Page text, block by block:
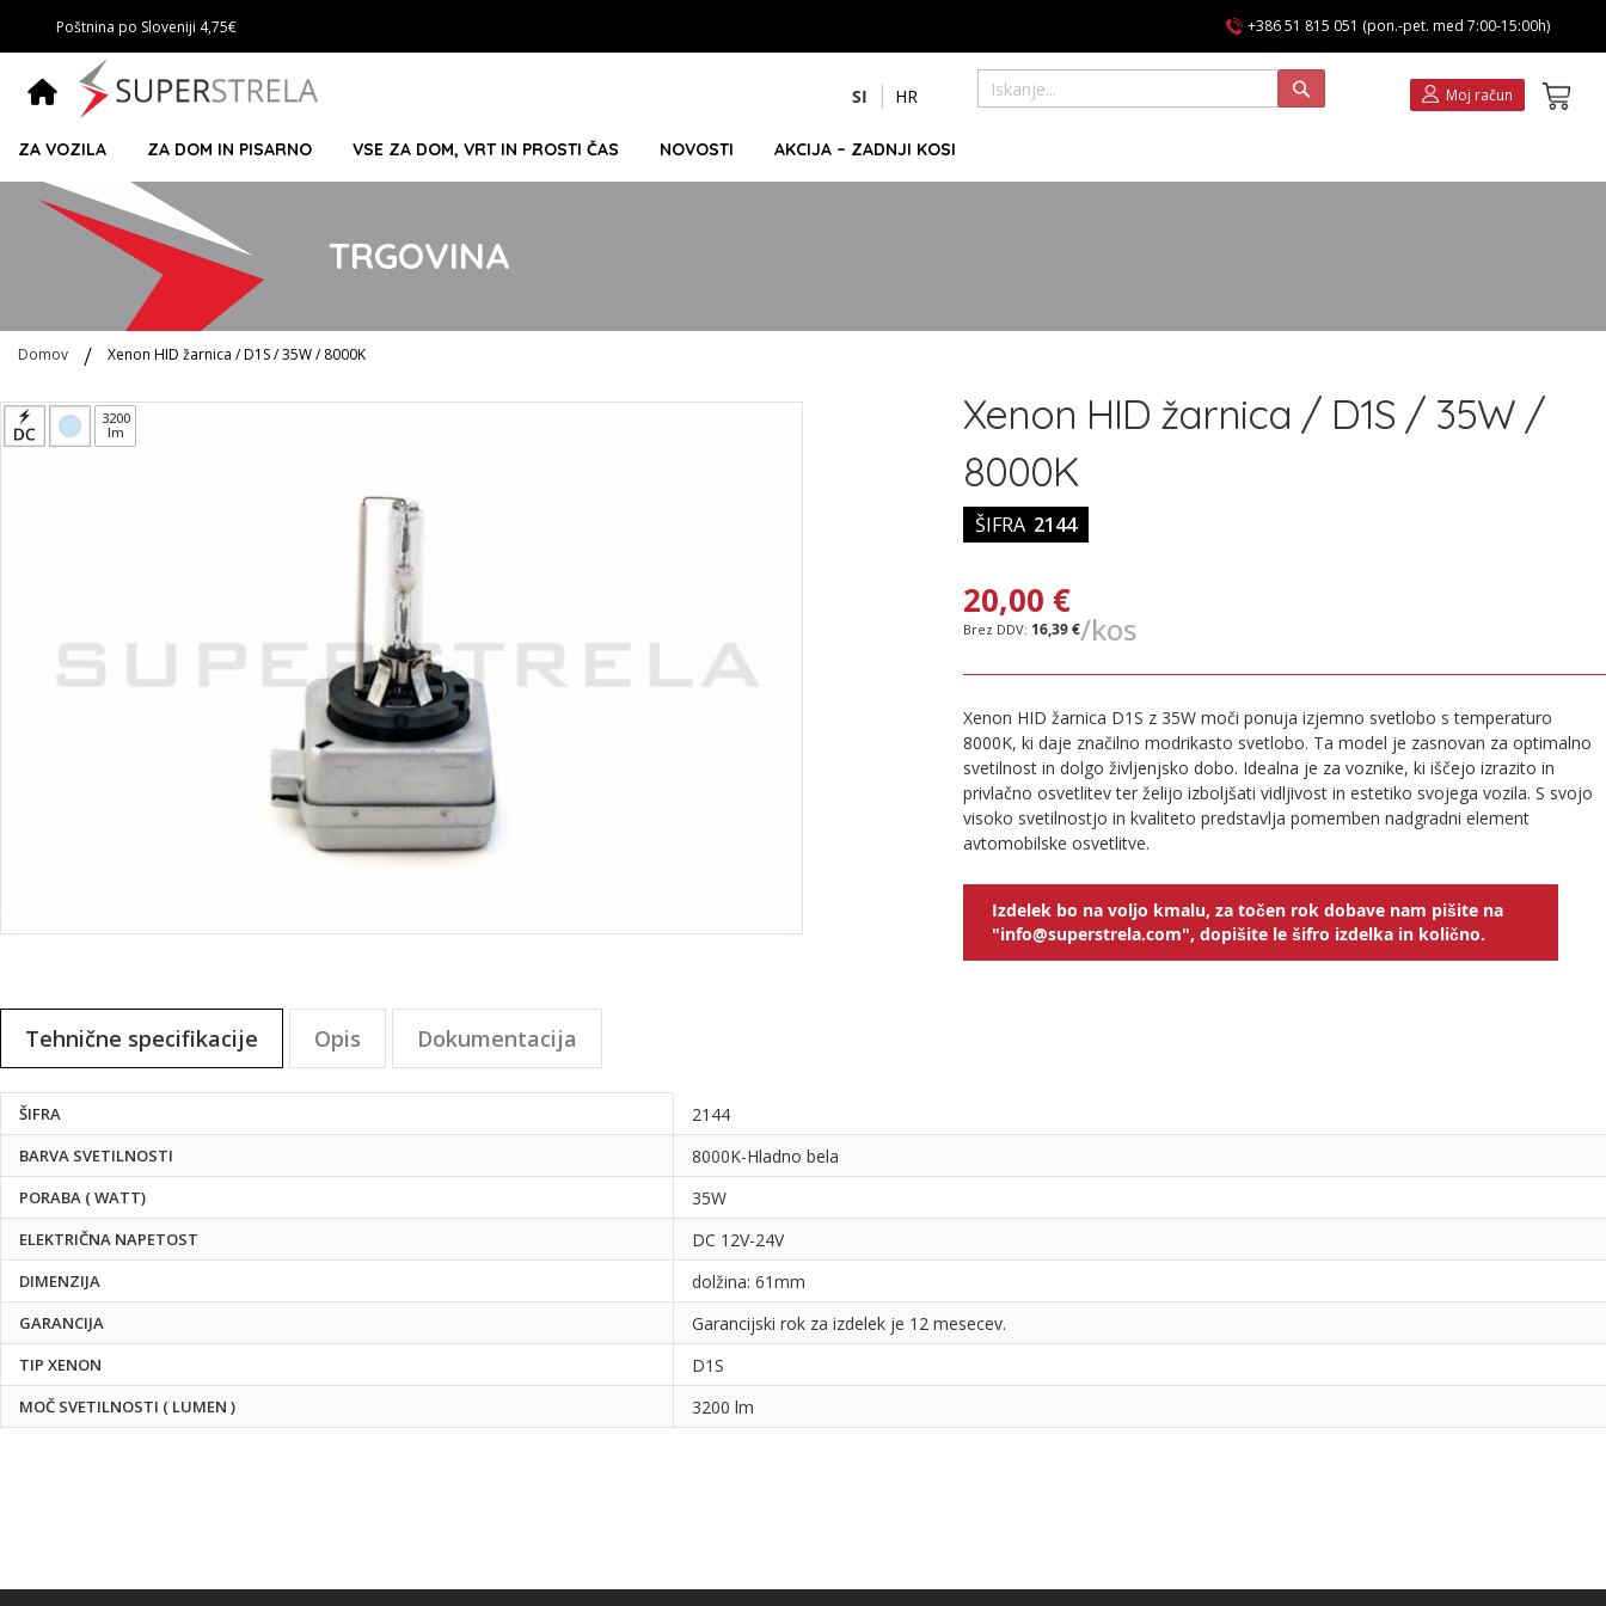
Poštnina po Sloveniji 4,75€ +386 51 815 051 (pon.-pet. med 7:00-15:00h)
na
SI HR Moj račun
ZA VOZILA ZA DOM IN PISARNO VSE ZA DOM, VRT IN PROSTI ČAS NOVOSTI AKCIJA – ZADNJI KOSI
TRGOVINA
Domov Xenon HID žarnica / D1S / 35W / 8000K
Preskoči
na
3200
lm
galerije
Xenon HID žarnica / D1S / 35W /
8000K
ŠIFRA 2144
20,00 €
16,39 €/kos
Xenon HID žarnica D1S z 35W moči ponuja izjemno svetlobo s temperaturo
8000K, ki daje značilno modrikasto svetlobo. Ta model je zasnovan za optimalno
svetilnost in dolgo življenjsko dobo. Idealna je za voznike, ki iščejo izrazito in
privlačno osvetlitev ter želijo izboljšati vidljivost in estetiko svojega vozila. S svojo
visoko svetilnostjo in kvaliteto predstavlja pomemben nadgradni element
avtomobilske osvetlitve.
Izdelek bo na voljo kmalu, za točen rok dobave nam pišite na
"info@superstrela.com", dopišite le šifro izdelka in količno.
Tehnične specifikacije
Tehnične
specifikacije
ŠIFRA 2144
BARVA SVETILNOSTI 8000K-Hladno bela
PORABA ( WATT) 35W
ELEKTRIČNA NAPETOST DC 12V-24V
DIMENZIJA dolžina: 61mm
GARANCIJA Garancijski rok za izdelek je 12 mesecev.
TIP XENON D1S
MOČ SVETILNOSTI ( LUMEN ) 3200 lm
Opis Dokumentacija